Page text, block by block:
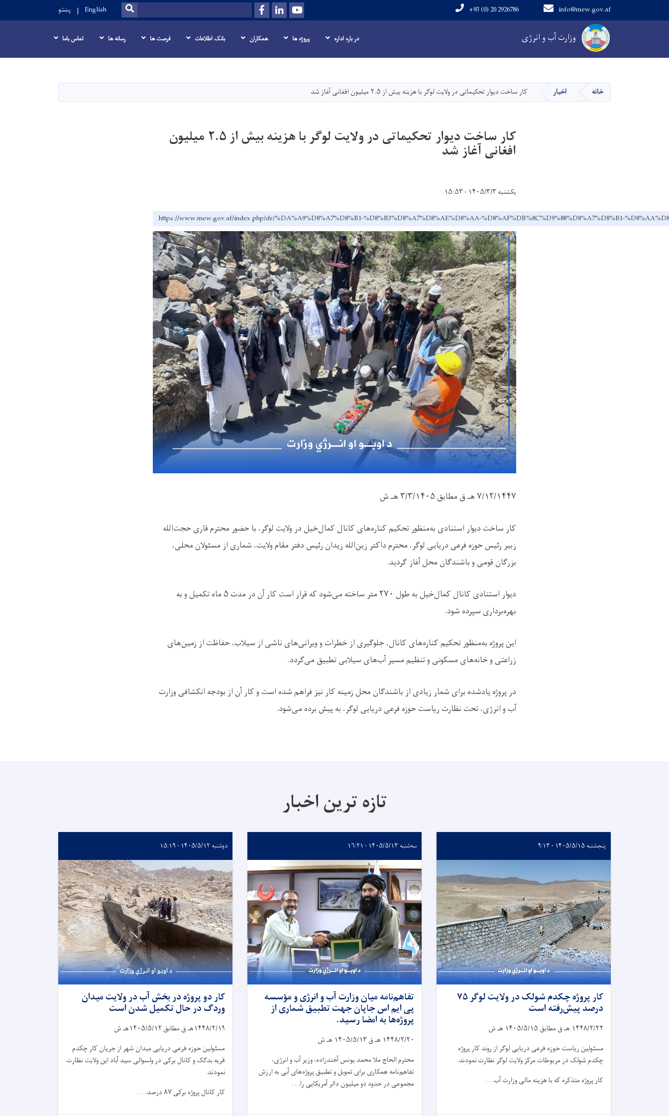
main
content
وزارت آب و انرژی
info@mew.gov.af
+93 (0) 20 2926786
Youtube
LinkedIn
Facebook
Search
SEARCH
English پښتو
Main navigation
در باره اداره پروژه ها همکاران بانک اطلاعات فرصت ها رسانه ها تماس باما
خانه اخبار کار ساخت دیوار تحکیماتی در ولایت لوگر با هزینه بیش از ۲.۵ میلیون افغانی آغاز شد
کار ساخت دیوار تحکیماتی در ولایت لوگر با هزینه بیش از ۲.۵ میلیون
افغانی آغاز شد
یکشنبه ۱۴۰۵/۳/۳ - ۱۵:۵۳
https://www.mew.gov.af/index.php/dr/%DA%A9%D8%A7%D8%B1-%D8%B3%D8%A7%D8%AE%D8%AA-%D8%AF%DB%8C%D9%88%D8%A7%D8%B1-
۷/۱۲/۱۴۴۷ هـ ق مطابق ۳/۳/۱۴۰۵ هـ ش
کار ساخت دیوار استنادی به‌منظور تحکیم کناره‌های کانال کمال‌خیل در ولایت لوگر، با حضور محترم قاری حجت‌الله
زبیر رئیس حوزه فرعی دریایی لوگر، محترم داکتر زین‌الله زیدان رئیس دفتر مقام ولایت، شماری از مسئولان محلی،
بزرگان قومی و باشندگان محل آغاز گردید.
دیوار استنادی کانال کمال‌خیل به طول ۲۷۰ متر ساخته می‌شود که قرار است کار آن در مدت ۵ ماه تکمیل و به
بهره‌برداری سپرده شود.
این پروژه به‌منظور تحکیم کناره‌های کانال، جلوگیری از خطرات و ویرانی‌های ناشی از سیلاب، حفاظت از زمین‌های
زراعتی و خانه‌های مسکونی و تنظیم مسیر آب‌های سیلابی تطبیق می‌گردد.
در پروژه‌ یادشده برای شمار زیادی از باشندگان محل زمینه کار نیز فراهم شده است و کار آن از بودجه انکشافی وزارت
آب و انرژی، تحت نظارت ریاست حوزه فرعی دریایی لوگر، به پیش برده می‌شود.
تازه ترین اخبار
پنجشنبه ۱۴۰۵/۵/۱۵ - ۹:۱۳
کار پروژه چکدم شولک در ولایت لوگر ۷۵
درصد پیش‌رفته است
۱۴۴۸/۲/۲۲ هـ ق مطابق ۱۴۰۵/۵/۱۵ هـ ش
مسئولین ریاست حوزه فرعی دریایی لوگر از روند کار پروژه
چکدم شولک در مربوطات مرکز ولایت لوگر نظارت نمودند.
کار پروژه متذکره که با هزینه مالی وزارت آب. . .
سه‌شنبه ۱۴۰۵/۵/۱۳ - ۱۶:۲۱
تفاهم‌نامه میان وزارت آب و انرژی و مؤسسه
پی ایم اس جاپان جهت تطبیق شماری از
پروژه‌ها به امضا رسید.
۱۴۴۸/۲/۲۰ هـ ق۱۴۰۵/۵/۱۳ هـ ش
محترم الحاج ملا محمد یونس آخندزاده، وزیر آب و انرژی،
تفاهم‌نامه همکاری برای تمویل و تطبیق پروژه‌های آبی به ارزش
مجموعی در حدود دو میلیون دالر آمریکایی را. . .
دوشنبه ۱۴۰۵/۵/۱۲ - ۱۵:۱۹
کار دو پروژه در بخش آب در ولایت میدان
وردگ در حال تکمیل شدن است
۱۴۴۸/۲/۱۹هـ ق مطابق ۱۴۰۵/۵/۱۲هـ ش
مسئولین حوزه فرعی دریایی میدان شهر از جریان کار چکدم
قریه بدگک و کانال برکی در ولسوالی سید آباد این ولایت نظارت
نمودند.
کار کانال پروژه برکی۸۷درصد. . .